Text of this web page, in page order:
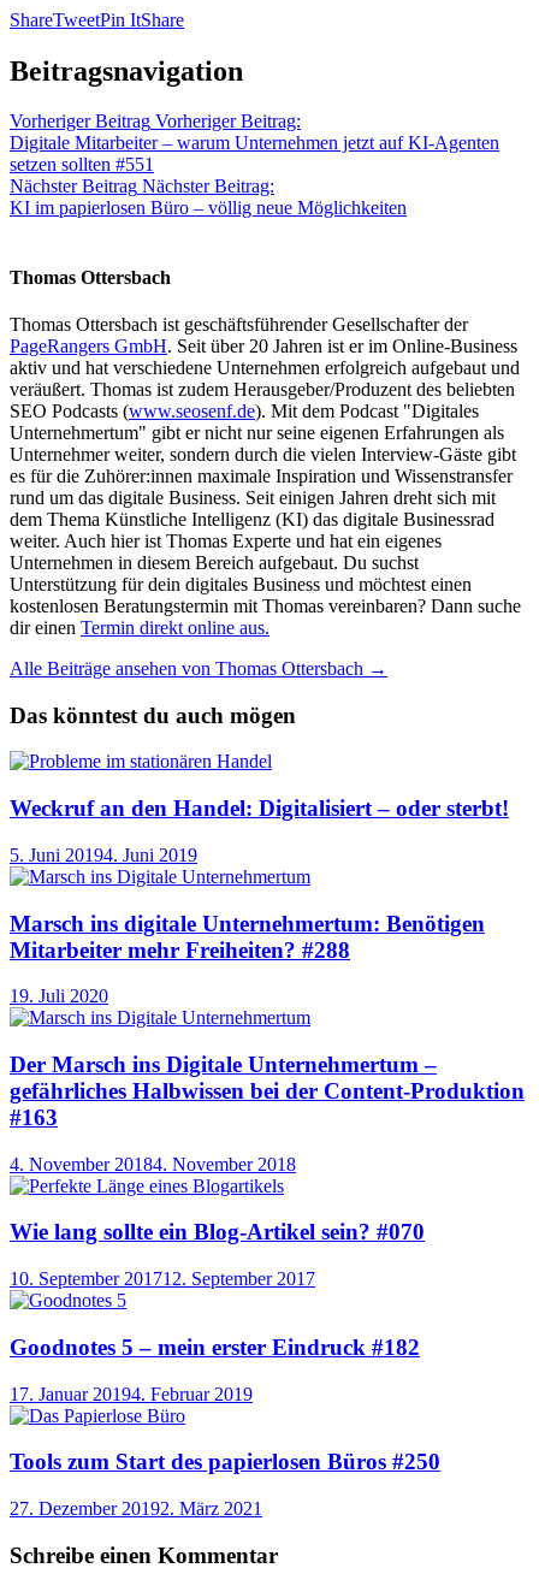
ShareTweetPin ItShare
Beitragsnavigation
Vorheriger Beitrag Vorheriger Beitrag:
Digitale Mitarbeiter – warum Unternehmen jetzt auf KI-Agenten
setzen sollten #551
Nächster Beitrag Nächster Beitrag:
KI im papierlosen Büro – völlig neue Möglichkeiten
Thomas Ottersbach
Thomas Ottersbach ist geschäftsführender Gesellschafter der
PageRangers GmbH. Seit über 20 Jahren ist er im Online-Business
aktiv und hat verschiedene Unternehmen erfolgreich aufgebaut und
veräußert. Thomas ist zudem Herausgeber/Produzent des beliebten
SEO Podcasts (www.seosenf.de). Mit dem Podcast "Digitales
Unternehmertum" gibt er nicht nur seine eigenen Erfahrungen als
Unternehmer weiter, sondern durch die vielen Interview-Gäste gibt
es für die Zuhörer:innen maximale Inspiration und Wissenstransfer
rund um das digitale Business. Seit einigen Jahren dreht sich mit
dem Thema Künstliche Intelligenz (KI) das digitale Businessrad
weiter. Auch hier ist Thomas Experte und hat ein eigenes
Unternehmen in diesem Bereich aufgebaut. Du suchst
Unterstützung für dein digitales Business und möchtest einen
kostenlosen Beratungstermin mit Thomas vereinbaren? Dann suche
dir einen Termin direkt online aus.
Alle Beiträge ansehen von Thomas Ottersbach →
Das könntest du auch mögen
Weckruf an den Handel: Digitalisiert – oder sterbt!
5. Juni 20194. Juni 2019
Marsch ins digitale Unternehmertum: Benötigen
Mitarbeiter mehr Freiheiten? #288
19. Juli 2020
Der Marsch ins Digitale Unternehmertum –
gefährliches Halbwissen bei der Content-Produktion
#163
4. November 20184. November 2018
Wie lang sollte ein Blog-Artikel sein? #070
10. September 201712. September 2017
Goodnotes 5 – mein erster Eindruck #182
17. Januar 20194. Februar 2019
Tools zum Start des papierlosen Büros #250
27. Dezember 20192. März 2021
Schreibe einen Kommentar